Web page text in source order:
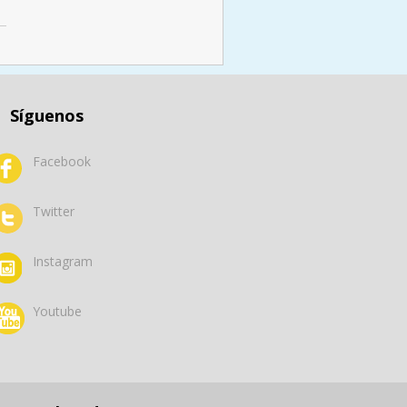
Síguenos
Facebook
Twitter
Instagram
Youtube